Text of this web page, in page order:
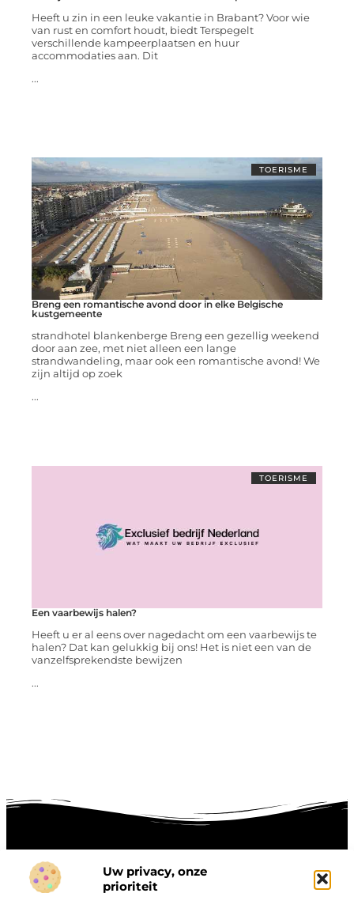
Uw privacy, onze
prioriteit
Heeft u zin in een leuke vakantie in Brabant? Voor wie
van rust en comfort houdt, biedt Terspegelt
verschillende kampeerplaatsen en huur
accommodaties aan. Dit
...
TOERISME
Breng een romantische avond door in elke Belgische
kustgemeente
strandhotel blankenberge Breng een gezellig weekend
door aan zee, met niet alleen een lange
strandwandeling, maar ook een romantische avond! We
zijn altijd op zoek
...
TOERISME
Een vaarbewijs halen?
Heeft u er al eens over nagedacht om een vaarbewijs te
halen? Dat kan gelukkig bij ons! Het is niet een van de
vanzelfsprekendste bewijzen
...
Onze informatie